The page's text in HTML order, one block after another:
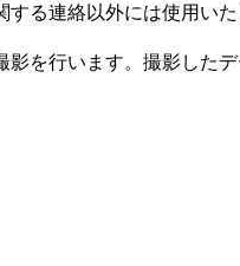
る連絡以外には使用いた
影を行います。撮影した